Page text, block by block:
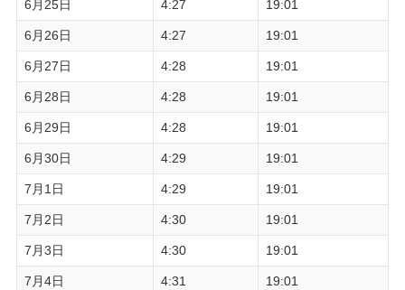
6月25日 4:27 19:01
6月26日 4:27 19:01
6月27日 4:28 19:01
6月28日 4:28 19:01
6月29日 4:28 19:01
6月30日 4:29 19:01
7月1日 4:29 19:01
7月2日 4:30 19:01
7月3日 4:30 19:01
7月4日 4:31 19:01